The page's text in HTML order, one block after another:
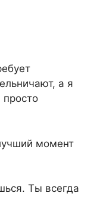
а я
момент
Ты всегда